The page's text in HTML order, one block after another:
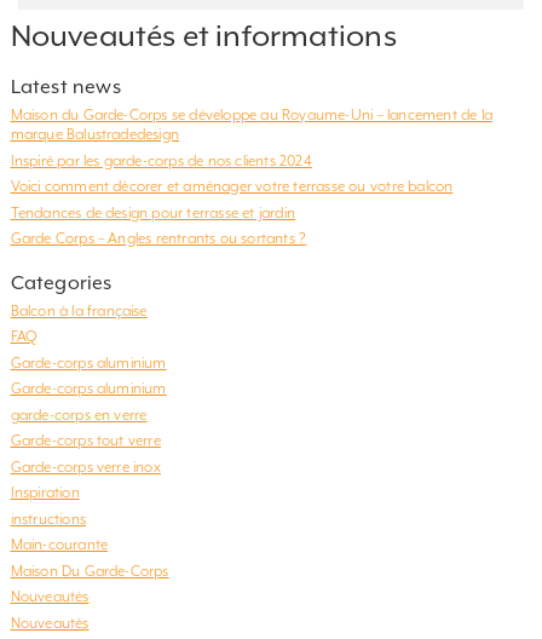
Nouveautés et informations
Latest news
Maison du Garde-Corps se développe au Royaume-Uni – lancement de la
marque Balustradedesign
Inspiré par les garde-corps de nos clients 2024
Voici comment décorer et aménager votre terrasse ou votre balcon
Tendances de design pour terrasse et jardin
Garde Corps – Angles rentrants ou sortants ?
Categories
Balcon à la française
FAQ
Garde-corps aluminium
Garde-corps aluminium
garde-corps en verre
Garde-corps tout verre
Garde-corps verre inox
Inspiration
instructions
Main-courante
Maison Du Garde-Corps
Nouveautés
Nouveautés